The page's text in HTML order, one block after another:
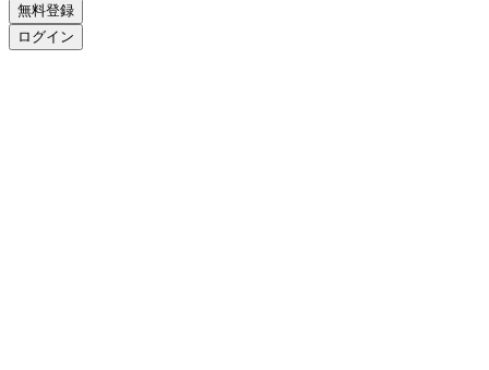
無料登録
ログイン